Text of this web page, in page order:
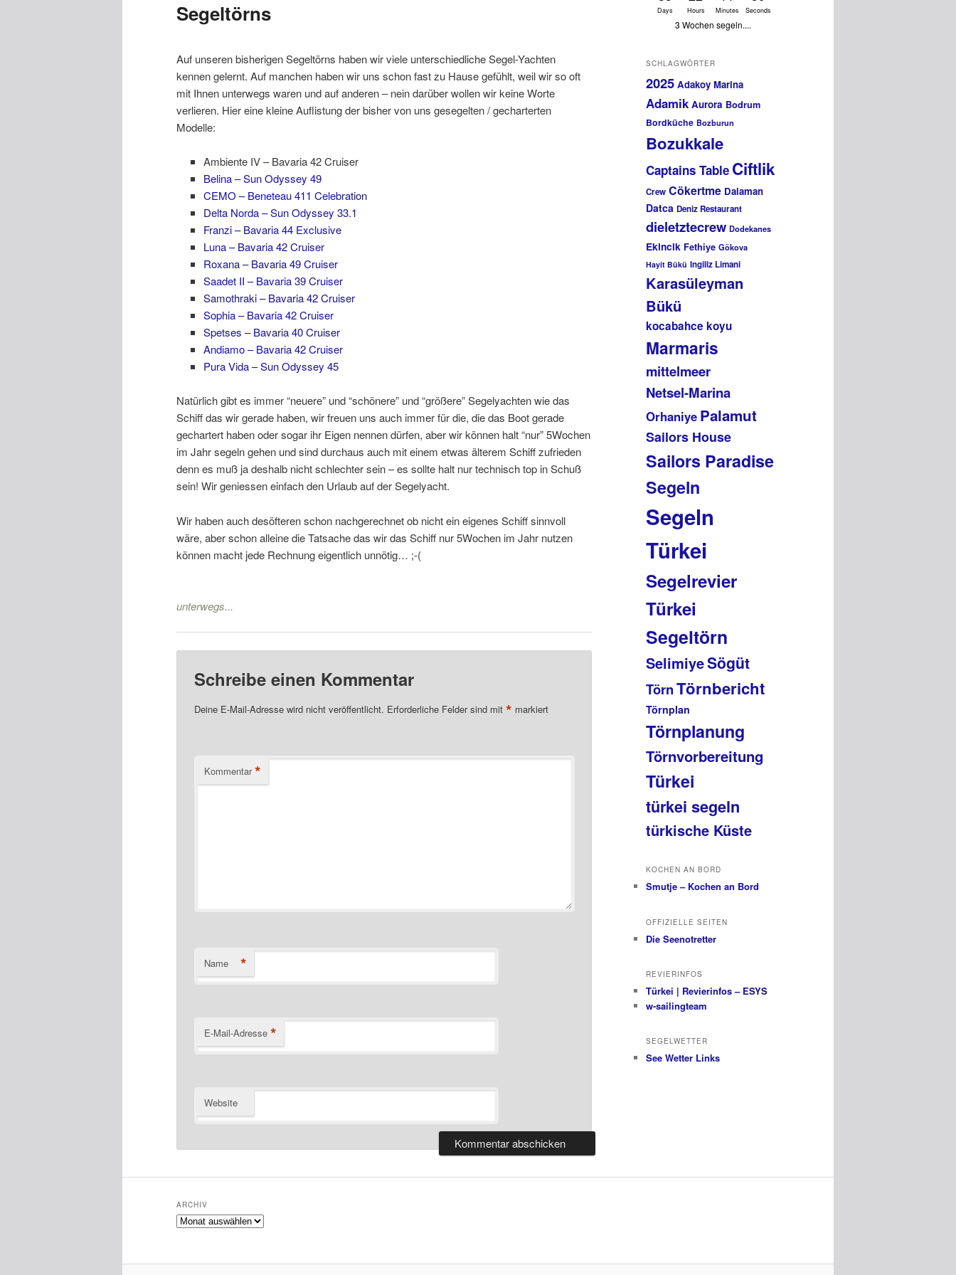
Segeltörns
Auf unseren bisherigen Segeltörns haben wir viele unterschiedliche Segel-Yachten
kennen gelernt. Auf manchen haben wir uns schon fast zu Hause gefühlt, weil wir so oft
mit Ihnen unterwegs waren und auf anderen – nein darüber wollen wir keine Worte
verlieren. Hier eine kleine Auflistung der bisher von uns gesegelten / gecharterten
Modelle:
Ambiente IV – Bavaria 42 Cruiser
Belina – Sun Odyssey 49
CEMO – Beneteau 411 Celebration
Delta Norda – Sun Odyssey 33.1
Franzi – Bavaria 44 Exclusive
Luna – Bavaria 42 Cruiser
Roxana – Bavaria 49 Cruiser
Saadet II – Bavaria 39 Cruiser
Samothraki – Bavaria 42 Cruiser
Sophia – Bavaria 42 Cruiser
Spetses – Bavaria 40 Cruiser
Andiamo – Bavaria 42 Cruiser
Pura Vida – Sun Odyssey 45
Natürlich gibt es immer “neuere” und “schönere” und “größere” Segelyachten wie das
Schiff das wir gerade haben, wir freuen uns auch immer für die, die das Boot gerade
gechartert haben oder sogar ihr Eigen nennen dürfen, aber wir können halt “nur” 5Wochen
im Jahr segeln gehen und sind durchaus auch mit einem etwas älterem Schiff zufrieden
denn es muß ja deshalb nicht schlechter sein – es sollte halt nur technisch top in Schuß
sein! Wir geniessen einfach den Urlaub auf der Segelyacht.
Wir haben auch desöfteren schon nachgerechnet ob nicht ein eigenes Schiff sinnvoll
wäre, aber schon alleine die Tatsache das wir das Schiff nur 5Wochen im Jahr nutzen
können macht jede Rechnung eigentlich unnötig… ;-(
unterwegs...
Schreibe einen Kommentar
Deine E-Mail-Adresse wird nicht veröffentlicht. Erforderliche Felder sind mit* markiert
Kommentar *
Name *
E-Mail-Adresse *
Website
Days Hours Minutes Seconds
3 Wochen segeln....
SCHLAGWÖRTER
2025 Adakoy Marina
Adamik Aurora Bodrum
Bordküche Bozburun
Bozukkale
Captains Table Ciftlik
Crew Cökertme Dalaman
Datca Deniz Restaurant
dieletztecrew Dodekanes
Ekincik Fethiye Gökova
Hayit Bükü Ingiliz Limani
Karasüleyman
Bükü
kocabahce koyu
Marmaris
mittelmeer
Netsel-Marina
Orhaniye Palamut
Sailors House
Sailors Paradise
Segeln
Segeln
Türkei
Segelrevier
Türkei
Segeltörn
SelimiyeSögüt
TörnTörnbericht
Törnplan
Törnplanung
Törnvorbereitung
Türkei
türkei segeln
türkische Küste
KOCHEN AN BORD
Smutje – Kochen an Bord
OFFIZIELLE SEITEN
Die Seenotretter
REVIERINFOS
Türkei | Revierinfos – ESYS
w-sailingteam
SEGELWETTER
See Wetter Links
ARCHIV
Archiv